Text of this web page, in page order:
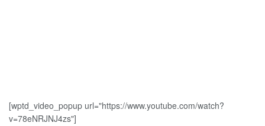
[wptd_video_popup url="https://www.youtube.com/watch?
v=78eNRJNJ4zs"]